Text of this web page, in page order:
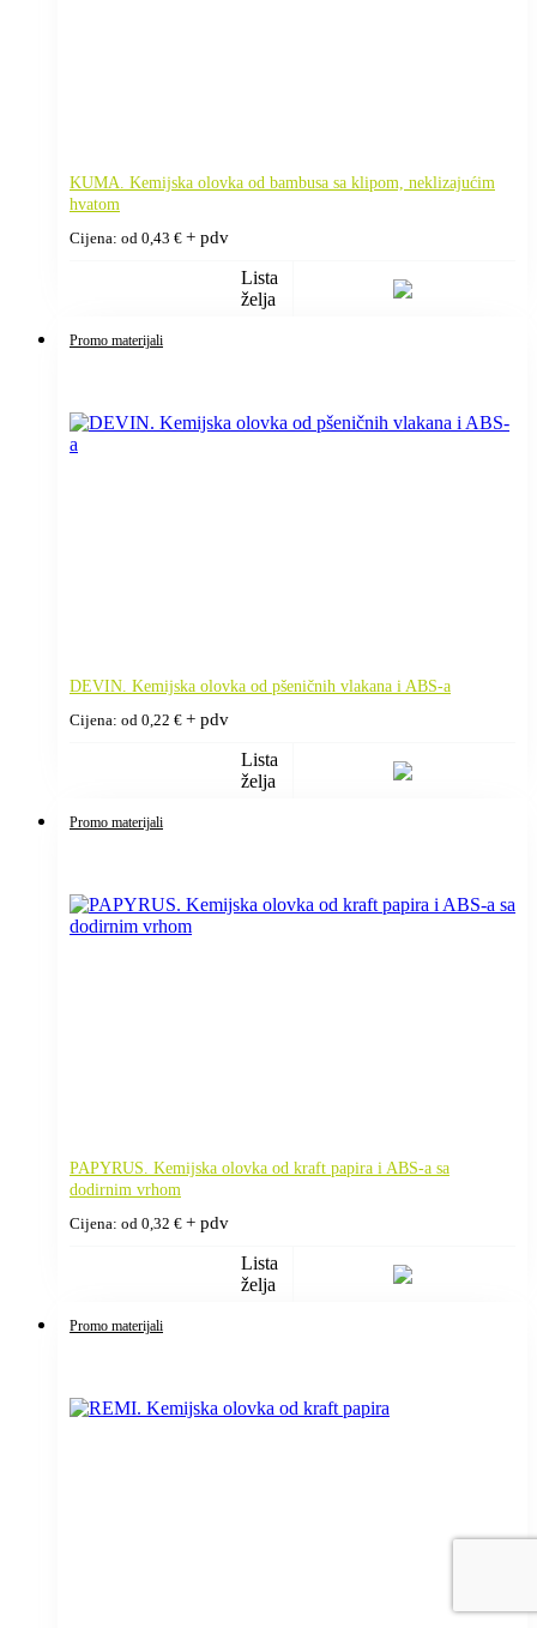
KUMA. Kemijska olovka od bambusa sa klipom, neklizajućim
hvatom
Cijena: od 0,43 € + pdv
Lista
želja
Promo materijali
DEVIN. Kemijska olovka od pšeničnih vlakana i ABS-a
Cijena: od 0,22 € + pdv
Lista
želja
Promo materijali
PAPYRUS. Kemijska olovka od kraft papira i ABS-a sa
dodirnim vrhom
Cijena: od 0,32 € + pdv
Lista
želja
Promo materijali